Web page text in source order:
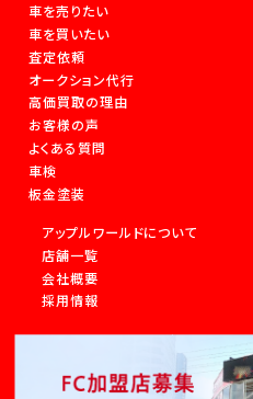
車を売りたい
車を買いたい
査定依頼
オークション代行
高価買取の理由
お客様の声
よくある質問
車検
板金塗装
アップルワールドについて
店舗一覧
会社概要
採用情報